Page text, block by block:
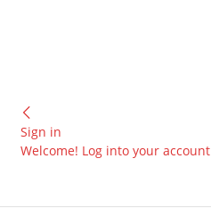
Sign in
Welcome! Log into your account